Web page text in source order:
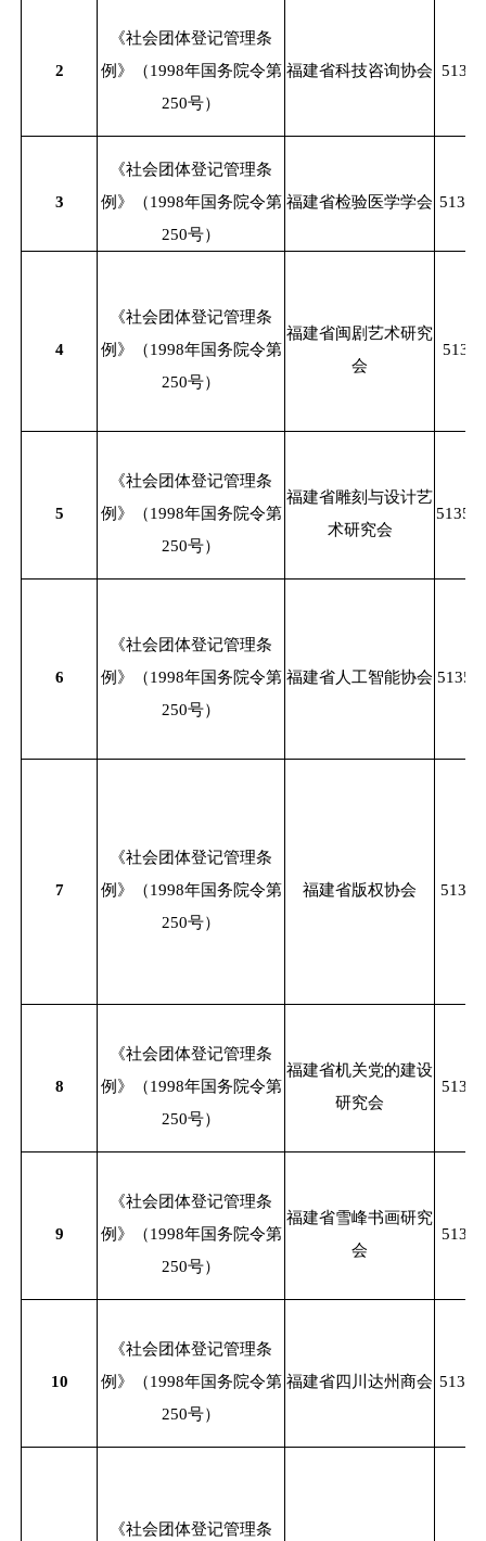
2
《社会团体登记管理条
例》（1998年国务院令第
250号）
福建省科技咨询协会
3
《社会团体登记管理条
例》（1998年国务院令第
250号）
福建省检验医学学会
4
《社会团体登记管理条
例》（1998年国务院令第
250号）
福建省闽剧艺术研究
会
5
《社会团体登记管理条
例》（1998年国务院令第
250号）
福建省雕刻与设计艺
术研究会
6
《社会团体登记管理条
例》（1998年国务院令第
250号）
福建省人工智能协会
7
《社会团体登记管理条
例》（1998年国务院令第
250号）
福建省版权协会
8
《社会团体登记管理条
例》（1998年国务院令第
250号）
福建省机关党的建设
研究会
9
《社会团体登记管理条
例》（1998年国务院令第
250号）
福建省雪峰书画研究
会
10
《社会团体登记管理条
例》（1998年国务院令第
250号）
福建省四川达州商会
《社会团体登记管理条